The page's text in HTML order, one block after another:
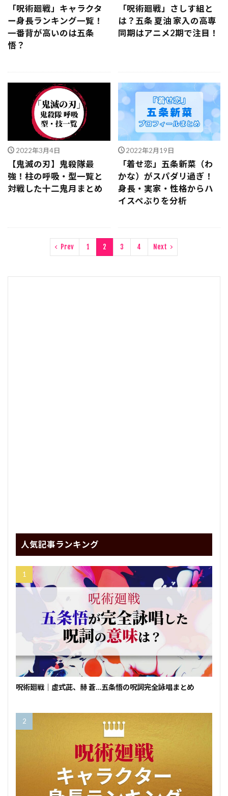
「呪術廻戦」キャラクタ
ー身長ランキング一覧！
一番背が高いのは五条
悟？
「呪術廻戦」さしす組と
は？五条 夏油 家入の高専
同期はアニメ2期で注目！
2022年3月4日
【鬼滅の刃】鬼殺隊最
強！柱の呼吸・型一覧と
対戦した十二鬼月まとめ
2022年2月19日
「着せ恋」五条新菜（わ
かな）がスパダリ過ぎ！
身長・実家・性格からハ
イスペぶりを分析
Prev 1 2 3 4 Next
人気記事ランキング
呪術廻戦｜虚式茈、赫 蒼…五条悟の呪詞完全詠唱まとめ